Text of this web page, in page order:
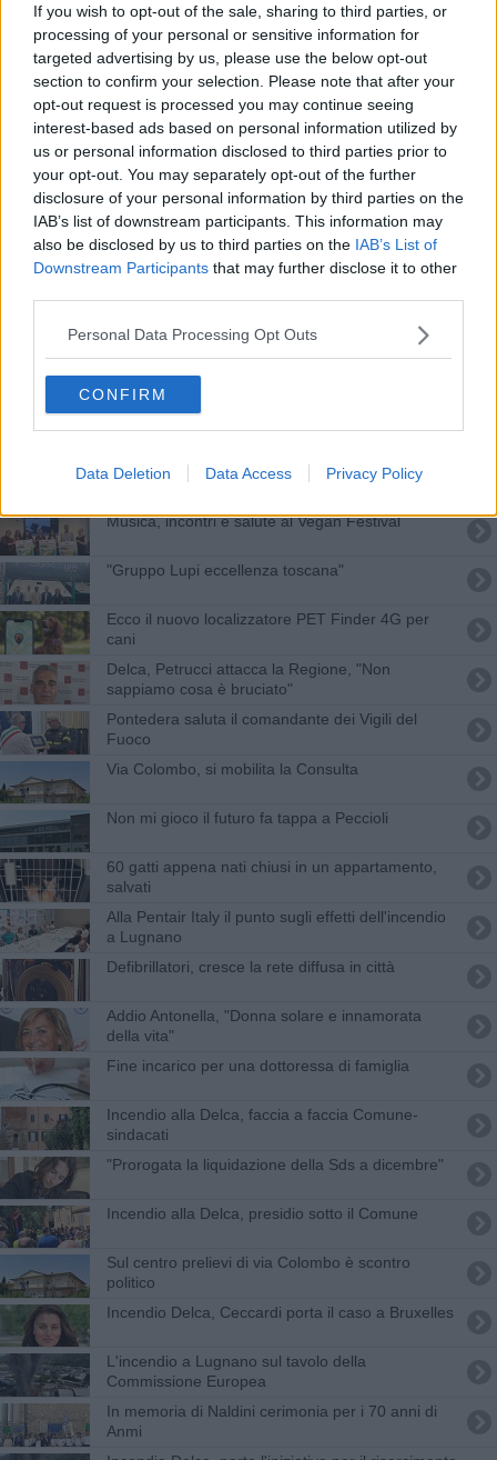
If you wish to opt-out of the sale, sharing to third parties, or
processing of your personal or sensitive information for
targeted advertising by us, please use the below opt-out
section to confirm your selection. Please note that after your
opt-out request is processed you may continue seeing
interest-based ads based on personal information utilized by
us or personal information disclosed to third parties prior to
your opt-out. You may separately opt-out of the further
disclosure of your personal information by third parties on the
IAB’s list of downstream participants. This information may
also be disclosed by us to third parties on the IAB’s List of
Downstream Participants that may further disclose it to other
Personal Data Processing Opt Outs
CONFIRM
Data Deletion Data Access Privacy Policy
Militello da Striscia la notizia a piazza della
Repubblica
Poggini, l'infinito battibecco tra Trapani e
Gasperini
"Caro Rossano, ci mancherai tremendamente"
Ecco il nuovo comandante della Municipale
Efficientamento climatico delle scuole, Vanni
scrive al ministro
​Caponi saluta il Pontedera, "Addio promesse,
Sull'incendio Delca, l'ok della Provincia a nuove
ricerche
La scadenza del Pnrr e i lavori in città
A teatro in memoria di Marco Nardi
Musica, incontri e salute al Vegan Festival
"Gruppo Lupi eccellenza toscana"
Ecco il nuovo localizzatore PET Finder 4G per
cani
Delca, Petrucci attacca la Regione, "Non
sappiamo cosa è bruciato"
Pontedera saluta il comandante dei Vigili del
Fuoco
Via Colombo, si mobilita la Consulta
Non mi gioco il futuro fa tappa a Peccioli
60 gatti appena nati chiusi in un appartamento,
salvati
Alla Pentair Italy il punto sugli effetti dell'incendio
a Lugnano
Defibrillatori, cresce la rete diffusa in città
Addio Antonella, "Donna solare e innamorata
della vita"
Fine incarico per una dottoressa di famiglia
Incendio alla Delca, faccia a faccia Comune-
sindacati
"Prorogata la liquidazione della Sds a dicembre"
Incendio alla Delca, presidio sotto il Comune
Sul centro prelievi di via Colombo è scontro
politico
Incendio Delca, Ceccardi porta il caso a Bruxelles
L'incendio a Lugnano sul tavolo della
Commissione Europea
In memoria di Naldini cerimonia per i 70 anni di
Anmi